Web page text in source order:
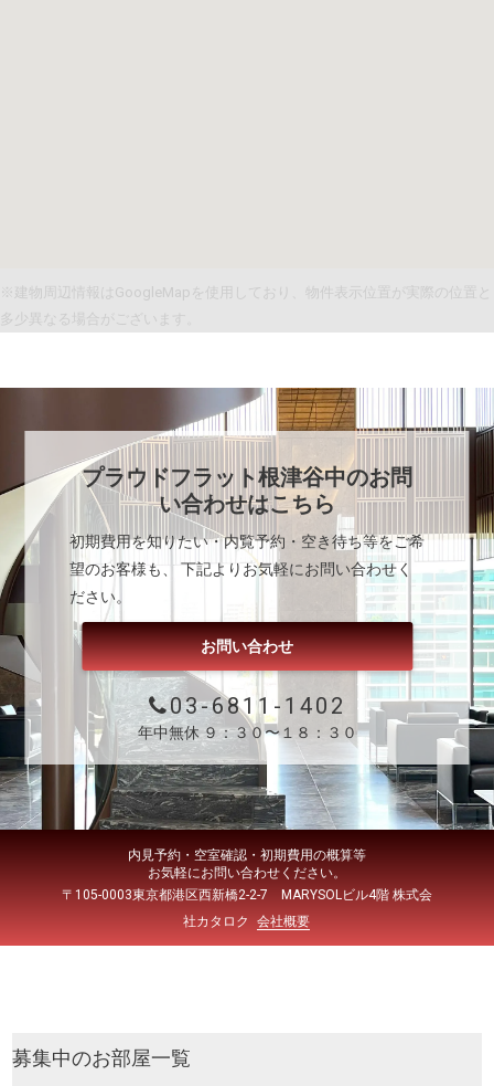
※建物周辺情報はGoogleMapを使用しており、物件表示位置が実際の位置と
多少異なる場合がございます。
プラウドフラット根津谷中のお問
い合わせはこちら
初期費用を知りたい・内覧予約・空き待ち等をご希
望のお客様も、 下記よりお気軽にお問い合わせく
ださい。
お問い合わせ
03-6811-1402
年中無休 ９：３０〜１８：３０
内見予約・空室確認・初期費用の概算等
お気軽にお問い合わせください。
〒105-0003東京都港区西新橋2-2-7 MARYSOLビル4階 株式会
社カタロク
会社概要
募集中のお部屋一覧